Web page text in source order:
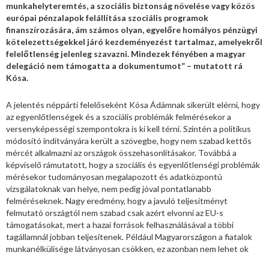
munkahelyteremtés, a szociális biztonság növelése vagy közös
európai pénzalapok felállítása szociális programok
finanszírozására, ám számos olyan, egyelőre homályos pénzügyi
kötelezettségekkel járó kezdeményezést tartalmaz, amelyekről
felelőtlenség jelenleg szavazni. Mindezek fényében a magyar
delegáció nem támogatta a dokumentumot” – mutatott rá
Kósa.
A jelentés néppárti felelőseként Kósa Ádámnak sikerült elérni, hogy
az egyenlőtlenségek és a szociális problémák felmérésekor a
versenyképességi szempontokra is ki kell térni. Szintén a politikus
módosító indítványára került a szövegbe, hogy nem szabad kettős
mércét alkalmazni az országok összehasonlításakor. Továbbá a
képviselő rámutatott, hogy a szociális és egyenlőtlenségi problémák
mérésekor tudományosan megalapozott és adatközpontú
vizsgálatoknak van helye, nem pedig jóval pontatlanabb
felméréseknek. Nagy eredmény, hogy a javuló teljesítményt
felmutató országtól nem szabad csak azért elvonni az EU-s
támogatásokat, mert a hazai források felhasználásával a többi
tagállamnál jobban teljesítenek. Például Magyarországon a fiatalok
munkanélkülisége látványosan csökken, ez azonban nem lehet ok